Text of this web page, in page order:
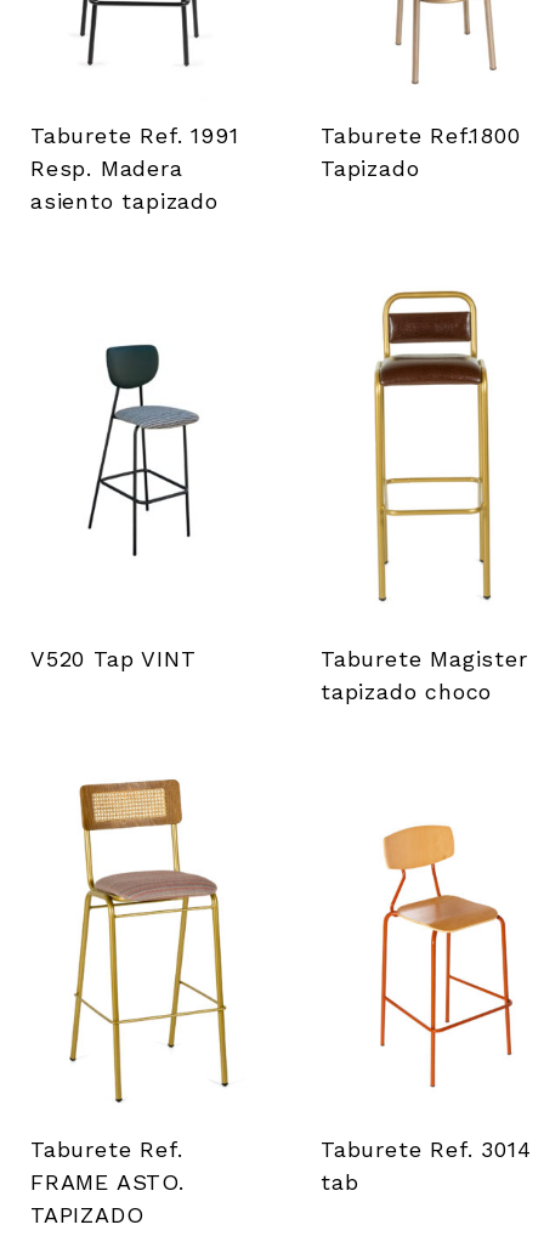
Taburete Ref. 1991
Resp. Madera
asiento tapizado
Taburete Ref.1800
Tapizado
V520 Tap VINT
Taburete Magister
tapizado choco
Taburete Ref.
FRAME ASTO.
TAPIZADO
Taburete Ref. 3014
tab